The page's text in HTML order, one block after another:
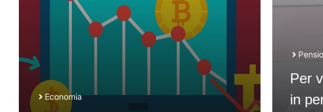
Economia
Per
in